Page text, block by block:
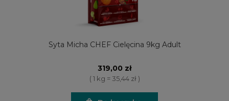
Syta Micha CHEF Cielęcina 9kg Adult
319,00 zł
( 1 kg = 35,44 zł )